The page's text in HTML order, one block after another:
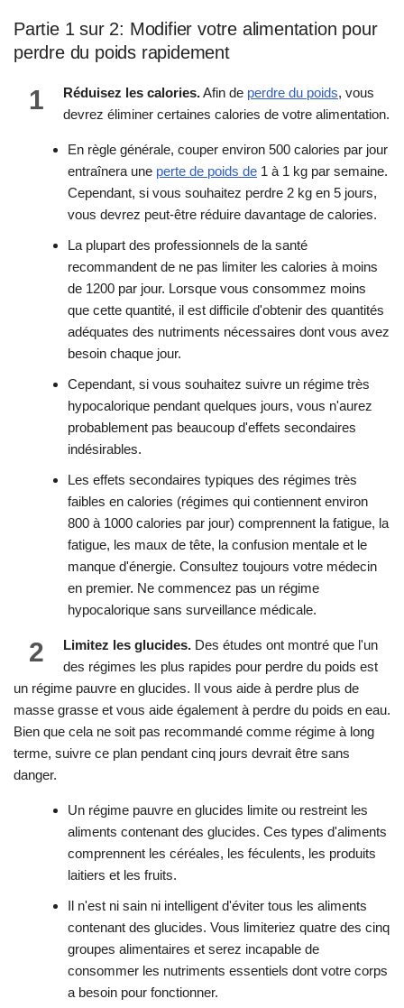
Partie 1 sur 2: Modifier votre alimentation pour
perdre du poids rapidement
1 Réduisez les calories.Afin de perdre du poids, vous
devrez éliminer certaines calories de votre alimentation.
En règle générale, couper environ 500 calories par jour
entraînera une perte de poids de 1 à 1 kg par semaine.
Cependant, si vous souhaitez perdre 2 kg en 5 jours,
vous devrez peut-être réduire davantage de calories.
La plupart des professionnels de la santé
recommandent de ne pas limiter les calories à moins
de 1200 par jour. Lorsque vous consommez moins
que cette quantité, il est difficile d'obtenir des quantités
adéquates des nutriments nécessaires dont vous avez
besoin chaque jour.
Cependant, si vous souhaitez suivre un régime très
hypocalorique pendant quelques jours, vous n'aurez
probablement pas beaucoup d'effets secondaires
indésirables.
Les effets secondaires typiques des régimes très
faibles en calories (régimes qui contiennent environ
800 à 1000 calories par jour) comprennent la fatigue, la
fatigue, les maux de tête, la confusion mentale et le
manque d'énergie. Consultez toujours votre médecin
en premier. Ne commencez pas un régime
hypocalorique sans surveillance médicale.
2 Limitez les glucides. Des études ont montré que l'un
des régimes les plus rapides pour perdre du poids est
un régime pauvre en glucides. Il vous aide à perdre plus de
masse grasse et vous aide également à perdre du poids en eau.
Bien que cela ne soit pas recommandé comme régime à long
terme, suivre ce plan pendant cinq jours devrait être sans
danger.
Un régime pauvre en glucides limite ou restreint les
aliments contenant des glucides. Ces types d'aliments
comprennent les céréales, les féculents, les produits
laitiers et les fruits.
Il n'est ni sain ni intelligent d'éviter tous les aliments
contenant des glucides. Vous limiteriez quatre des cinq
groupes alimentaires et serez incapable de
consommer les nutriments essentiels dont votre corps
a besoin pour fonctionner.